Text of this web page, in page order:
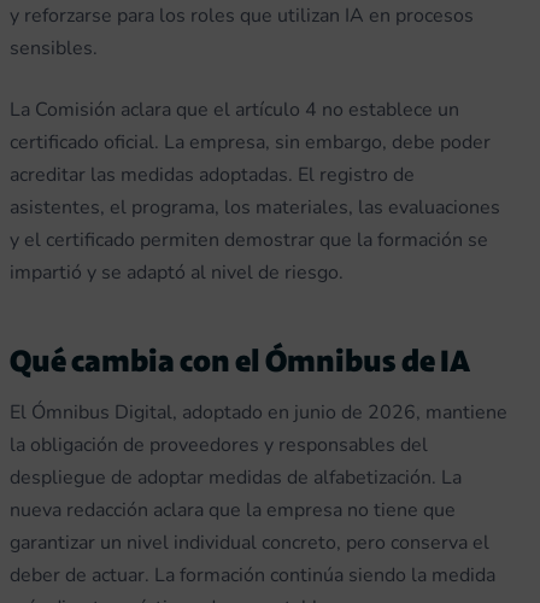
y reforzarse para los roles que utilizan IA en procesos
sensibles.
La Comisión aclara que el artículo 4 no establece un
certificado oficial. La empresa, sin embargo, debe poder
acreditar las medidas adoptadas. El registro de
asistentes, el programa, los materiales, las evaluaciones
y el certificado permiten demostrar que la formación se
impartió y se adaptó al nivel de riesgo.
Qué cambia con el Ómnibus de IA
El Ómnibus Digital, adoptado en junio de 2026, mantiene
la obligación de proveedores y responsables del
despliegue de adoptar medidas de alfabetización. La
nueva redacción aclara que la empresa no tiene que
garantizar un nivel individual concreto, pero conserva el
deber de actuar. La formación continúa siendo la medida